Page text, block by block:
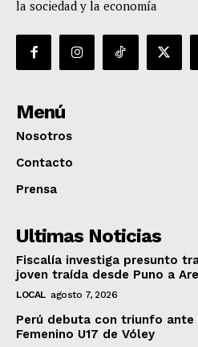
la sociedad y la economía
Menú
Nosotros
Contacto
Prensa
Ultimas Noticias
Fiscalía investiga presunto
joven traída desde Puno a
LOCAL agosto 7, 2026
Perú debuta con triunfo ante
Femenino U17 de Vóley